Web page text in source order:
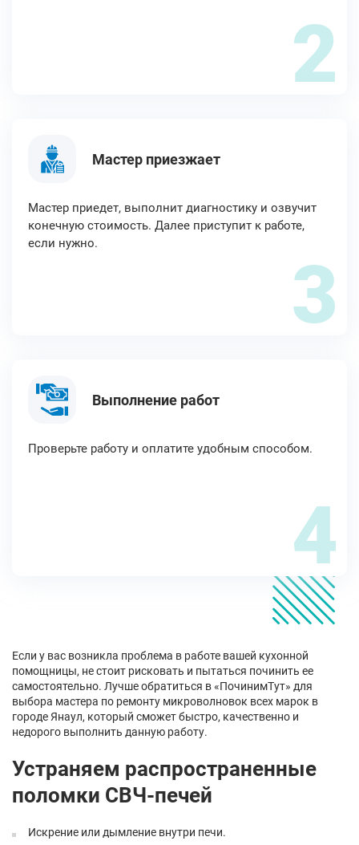
2
Мастер приезжает
Мастер приедет, выполнит диагностику и озвучит
конечную стоимость. Далее приступит к работе,
если нужно.
3
Выполнение работ
Проверьте работу и оплатите удобным способом.
4
Если у вас возникла проблема в работе вашей кухонной
помощницы, не стоит рисковать и пытаться починить ее
самостоятельно. Лучше обратиться в «ПочинимТут» для
выбора мастера по ремонту микроволновок всех марок в
городе Янаул, который сможет быстро, качественно и
недорого выполнить данную работу.
Устраняем распространенные
поломки СВЧ-печей
Искрение или дымление внутри печи.